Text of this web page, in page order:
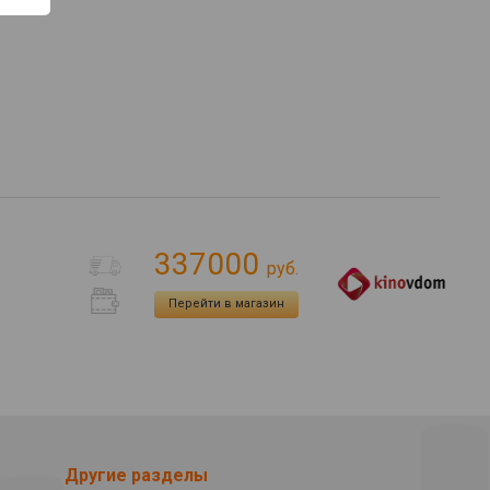
337000 руб.
Перейти в магазин
Другие разделы